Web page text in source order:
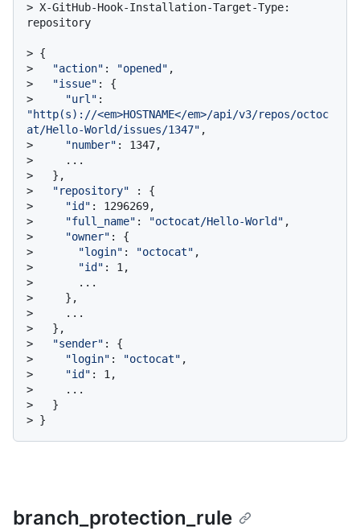
> X-GitHub-Hook-Installation-Target-Type:
repository
> {
>
"action" : "opened" ,
>
"issue" : {
>
"url"
"http(s)://<em>HOSTNAME</em>/api/v3/repos/octoc
at/Hello-World/issues/1347" ,
>
"number" : 1347,
>
    ...
>
  },
>
"repository" : {
>
"id" : 1296269,
>
"full_name" : "octocat/Hello-World" ,
>
"owner" : {
>
"login" : "octocat" ,
>
"id" : 1,
>
      ...
>
    },
>
    ...
>
  },
>
"sender" : {
>
"login" : "octocat" ,
>
"id" : 1,
>
    ...
>
  }
> }
branch_protection_rule